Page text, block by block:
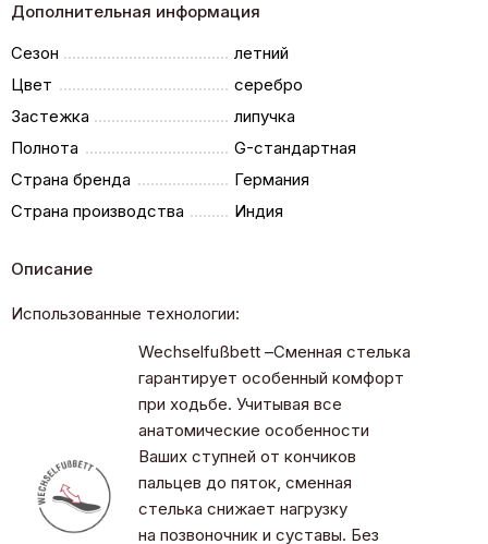
Дополнительная информация
Сезон
летний
Цвет
серебро
Застежка
липучка
Полнота
G-стандартная
Страна бренда
Германия
Страна производства
Индия
Описание
Использованные технологии:
Wechselfußbett –Сменная стелька
гарантирует особенный комфорт
при ходьбе. Учитывая все
анатомические особенности
Ваших ступней от кончиков
пальцев до пяток, сменная
стелька снижает нагрузку
на позвоночник и суставы. Без